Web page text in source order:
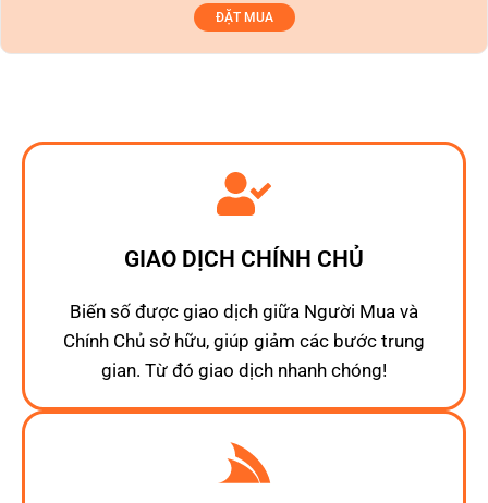
ĐẶT MUA
GIAO DỊCH CHÍNH CHỦ
Biến số được giao dịch giữa Người Mua và
Chính Chủ sở hữu, giúp giảm các bước trung
gian. Từ đó giao dịch nhanh chóng!